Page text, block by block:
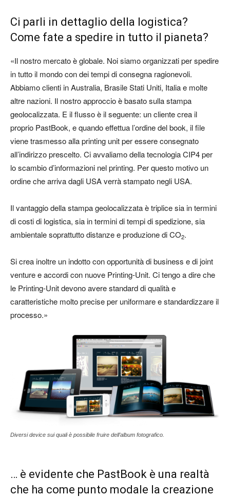
Ci parli in dettaglio della logistica?
Come fate a spedire in tutto il pianeta?
«Il nostro mercato è globale. Noi siamo organizzati per spedire
in tutto il mondo con dei tempi di consegna ragionevoli.
Abbiamo clienti in Australia, Brasile Stati Uniti, Italia e molte
altre nazioni. Il nostro approccio è basato sulla stampa
geolocalizzata. E il flusso è il seguente: un cliente crea il
proprio PastBook, e quando effettua l’ordine del book, il file
viene trasmesso alla printing unit per essere consegnato
all’indirizzo prescelto. Ci avvaliamo della tecnologia CIP4 per
lo scambio d’informazioni nel printing. Per questo motivo un
ordine che arriva dagli USA verrà stampato negli USA.
Il vantaggio della stampa geolocalizzata è triplice sia in termini
di costi di logistica, sia in termini di tempi di spedizione, sia
ambientale soprattutto distanze e produzione di CO2.
Si crea inoltre un indotto con opportunità di business e di joint
venture e accordi con nuove Printing-Unit. Ci tengo a dire che
le Printing-Unit devono avere standard di qualità e
caratteristiche molto precise per uniformare e standardizzare il
processo.»
Diversi device sui quali è possibile fruire dell’album fotografico.
… è evidente che PastBook è una realtà
che ha come punto modale la creazione